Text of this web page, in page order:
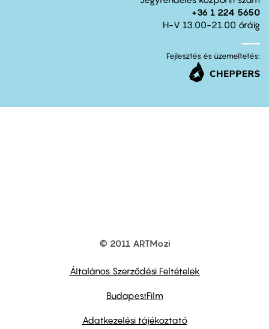
+36 1 224 5650
H-V 13.00-21.00 óráig
Fejlesztés és üzemeltetés:
© 2011 ARTMozi
Általános Szerződési Feltételek
BudapestFilm
Adatkezelési tájékoztató